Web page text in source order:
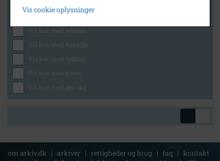
Generelt
Vis kun med billeder
Vis kun med filmklip
Vis kun med lydklip
Vis kun med kilder
Vis kun med geo-tag
om arkiv.dk | arkiver | rettigheder og brug | faq | kontakt
Vis cookie oplysninger